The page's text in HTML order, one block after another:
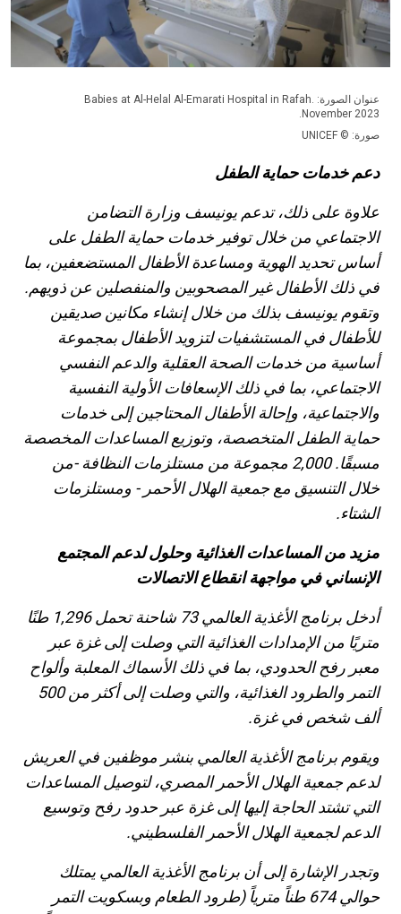
عنوان الصورة: Babies at Al-Helal Al-Emarati Hospital in Rafah.
November 2023.
صورة: © UNICEF
دعم خدمات حماية الطفل
علاوة على ذلك، تدعم يونيسف وزارة التضامن
الاجتماعي من خلال توفير خدمات حماية الطفل على
أساس تحديد الهوية ومساعدة الأطفال المستضعفين، بما
في ذلك الأطفال غير المصحوبين والمنفصلين عن ذويهم.
وتقوم يونيسف بذلك من خلال إنشاء مكانين صديقين
للأطفال في المستشفيات لتزويد الأطفال بمجموعة
أساسية من خدمات الصحة العقلية والدعم النفسي
الاجتماعي، بما في ذلك الإسعافات الأولية النفسية
والاجتماعية، وإحالة الأطفال المحتاجين إلى خدمات
حماية الطفل المتخصصة، وتوزيع المساعدات المخصصة
مسبقًا. 2,000 مجموعة من مستلزمات النظافة -من
خلال التنسيق مع جمعية الهلال الأحمر - ومستلزمات
الشتاء.
مزيد من المساعدات الغذائية وحلول لدعم المجتمع
الإنساني في مواجهة انقطاع الاتصالات
أدخل برنامج الأغذية العالمي 73 شاحنة تحمل 1,296 طنًا
متريًا من الإمدادات الغذائية التي وصلت إلى غزة عبر
معبر رفح الحدودي، بما في ذلك الأسماك المعلبة وألواح
التمر والطرود الغذائية، والتي وصلت إلى أكثر من 500
ألف شخص في غزة.
ويقوم برنامج الأغذية العالمي بنشر موظفين في العريش
لدعم جمعية الهلال الأحمر المصري، لتوصيل المساعدات
التي تشتد الحاجة إليها إلى غزة عبر حدود رفح وتوسيع
الدعم لجمعية الهلال الأحمر الفلسطيني.
وتجدر الإشارة إلى أن برنامج الأغذية العالمي يمتلك
حوالي 674 طناً مترياً (طرود الطعام وبسكويت التمر